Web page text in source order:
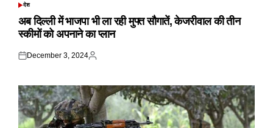
POSTED
देश
अब दिल्ली में भाजपा भी ला रही मुफ्त सौगातें, केजरीवाल की तीन
स्कीमों को अपनाने का प्लान
Posted
December 3, 2024
Posted